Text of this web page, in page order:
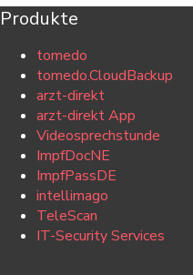
Produkte
tomedo
tomedo.CloudBackup
arzt-direkt
arzt-direkt App
Videosprechstunde
ImpfDocNE
ImpfPassDE
intellimago
TeleScan
IT-Security Services